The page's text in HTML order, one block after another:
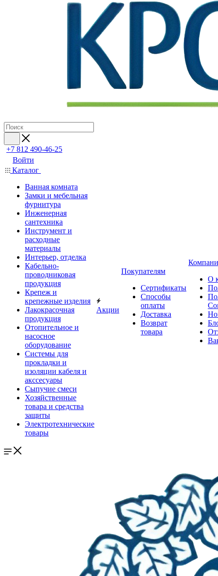
+7 812 490-46-25
Войти
Каталог
Ванная комната
Замки и мебельная
фурнитура
Инженерная
сантехника
Инструмент и
расходные
материалы
Интерьер, отделка
Кабельно-
проводниковая
продукция
Крепеж и
крепежные изделия
Лакокрасочная
продукция
Отопительное и
насосное
оборудование
Системы для
прокладки и
изоляции кабеля и
акссесуары
Сыпучие смеси
Хозяйственные
товара и средства
защиты
Электротехнические
товары
Акции
Покупателям
Сертификаты
Способы
оплаты
Доставка
Возврат
товара
О